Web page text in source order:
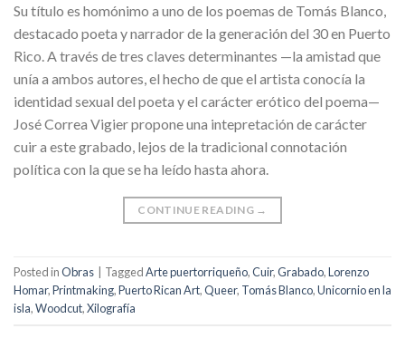
Su título es homónimo a uno de los poemas de Tomás Blanco,
destacado poeta y narrador de la generación del 30 en Puerto
Rico. A través de tres claves determinantes —la amistad que
unía a ambos autores, el hecho de que el artista conocía la
identidad sexual del poeta y el carácter erótico del poema—
José Correa Vigier propone una intepretación de carácter
cuir a este grabado, lejos de la tradicional connotación
política con la que se ha leído hasta ahora.
CONTINUE READING →
Posted inObras TaggedArte puertorriqueño,Cuir,Grabado,Lorenzo
Homar,Printmaking,Puerto Rican Art,Queer, Tomás Blanco,Unicornio en la
isla,Woodcut,Xilografía